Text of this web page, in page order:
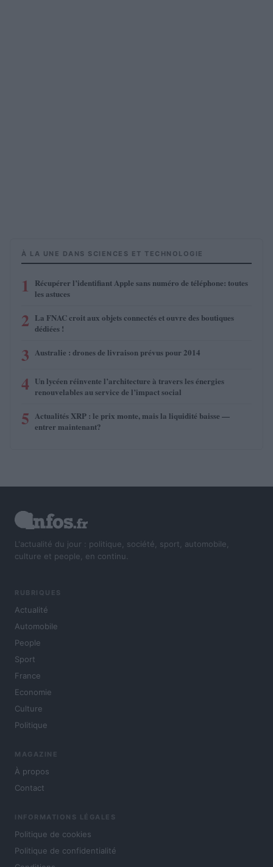
À LA UNE DANS SCIENCES ET TECHNOLOGIE
1
Récupérer l’identifiant Apple sans numéro de téléphone: toutes
les astuces
2 La FNAC croit aux objets connectés et ouvre des boutiques
dédiées !
3 Australie : drones de livraison prévus pour 2014
4 Un lycéen réinvente l’architecture à travers les énergies
renouvelables au service de l’impact social
5 Actualités XRP : le prix monte, mais la liquidité baisse —
entrer maintenant?
L'actualité du jour : politique, société, sport, automobile,
culture et people, en continu.
RUBRIQUES
Actualité
Automobile
People
Sport
France
Economie
Culture
Politique
MAGAZINE
À propos
Contact
INFORMATIONS LÉGALES
Politique de cookies
Politique de confidentialité